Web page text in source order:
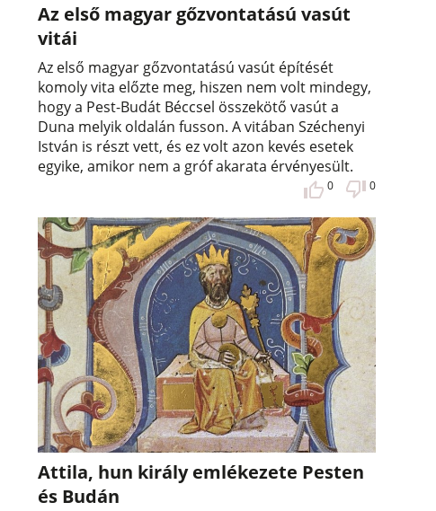
Az első magyar gőzvontatású vasút
vitái
Az első magyar gőzvontatású vasút építését
komoly vita előzte meg, hiszen nem volt mindegy,
hogy a Pest-Budát Béccsel összekötő vasút a
Duna melyik oldalán fusson. A vitában Széchenyi
István is részt vett, és ez volt azon kevés esetek
egyike, amikor nem a gróf akarata érvényesült.
0 0
Attila, hun király emlékezete Pesten
és Budán